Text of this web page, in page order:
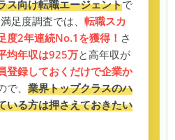
ス向け転職エージェントで
足度調査では、転職スカ
度2年連続No.1を獲得！ さ
均年収は925万と高年収が
登録しておくだけで企業か
で、業界トップクラスのハ
いる方は押さえておきたい